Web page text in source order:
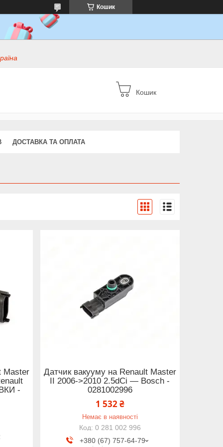
Кошик
Кошик
ДОСТАВКА ТА ОПЛАТА
Master
-
Датчик вакууму на Renault Master
II 2006->2010 2.5dCi — Bosch -
0281002996
1 532 ₴
Немає в наявності
0 281 002 996
+380 (67) 757-64-79